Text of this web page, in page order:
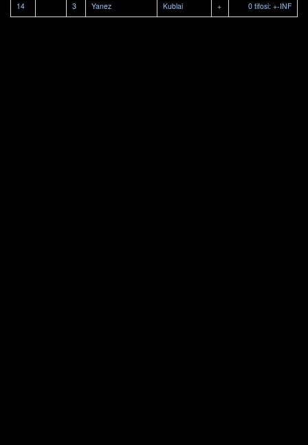
14 3 Yanez Kublai + 0 tifosi: +-INF